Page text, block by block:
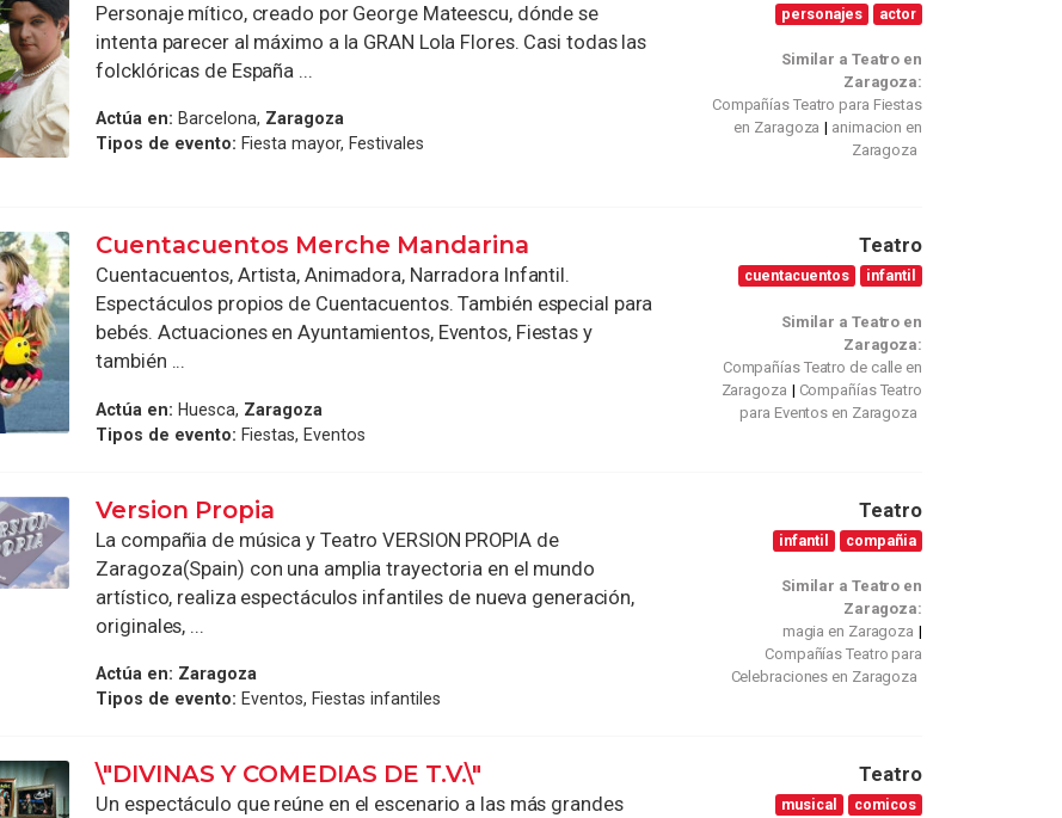
Personaje mítico, creado por George Mateescu, dónde se
intenta parecer al máximo a la GRAN Lola Flores. Casi todas las
folcklóricas de España ...
Actúa en: Barcelona, Zaragoza
Tipos de evento: Fiesta mayor, Festivales
personajes actor
Similar a Teatro en
Zaragoza:
Compañías Teatro para Fiestas
en Zaragoza
animacion en
Zaragoza
Cuentacuentos Merche Mandarina
Cuentacuentos, Artista, Animadora, Narradora Infantil.
Espectáculos propios de Cuentacuentos. También especial para
bebés. Actuaciones en Ayuntamientos, Eventos, Fiestas y
también ...
Actúa en: Huesca, Zaragoza
Tipos de evento: Fiestas, Eventos
Teatro
cuentacuentos infantil
Similar a Teatro en
Zaragoza:
Compañías Teatro de calle en
Zaragoza
Compañías Teatro
para Eventos en Zaragoza
Version Propia
La compañia de música y Teatro VERSION PROPIA de
Zaragoza(Spain) con una amplia trayectoria en el mundo
artístico, realiza espectáculos infantiles de nueva generación,
originales, ...
Actúa en: Zaragoza
Tipos de evento: Eventos, Fiestas infantiles
Teatro
infantil compañia
Similar a Teatro en
Zaragoza:
magia en Zaragoza
Compañías Teatro para
Celebraciones en Zaragoza
\"DIVINAS Y COMEDIAS DE T.V.\"
Un espectáculo que reúne en el escenario a las más grandes
Teatro
musical comicos